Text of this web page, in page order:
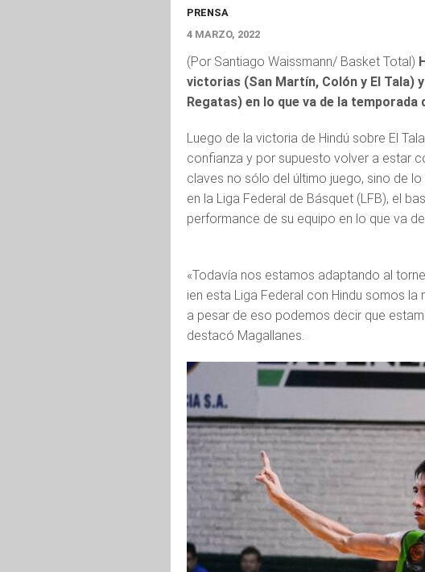
PRENSA
4 MARZO, 2022
(Por Santiago Waissmann/ Basket Total)
victorias (San Martín, Colón y El
Regatas) en lo que va de la temporada
Luego de la victoria de Hindú sobre El
confianza y por supuesto volver a estar
claves no sólo del último juego, sino de
en la Liga Federal de Básquet (LFB), el
performance de su equipo en lo que va
«Todavía nos estamos adaptando al
ien esta Liga Federal con Hindu somos
a pesar de eso podemos decir que
destacó Magallanes.